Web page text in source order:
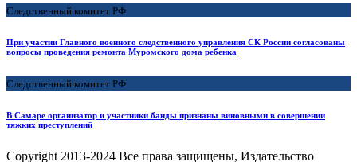
Следственный комитет РФ
При участии Главного военного следственного управления СК России согласованы
вопросы проведения ремонта Муромского дома ребенка
Следственный комитет РФ
В Самаре организатор и участники банды признаны виновными в совершении
тяжких преступлений
Copyright 2013-2024 Все права защищены, Издательство